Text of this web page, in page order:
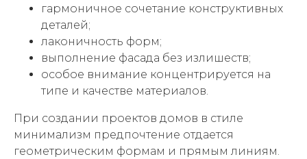
гармоничное сочетание конструктивных
деталей;
лаконичность форм;
выполнение фасада без излишеств;
особое внимание концентрируется на
типе и качестве материалов.
При создании проектов домов в стиле
минимализм предпочтение отдается
геометрическим формам и прямым линиям.